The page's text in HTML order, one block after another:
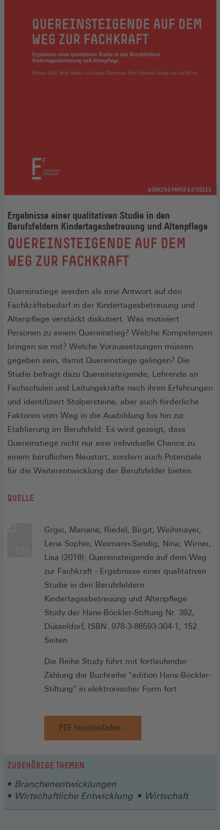
WORKING PAPER & STUDIES
Ergebnisse einer qualitativen Studie in den
Berufsfeldern Kindertagesbetreuung und Altenpflege
:
QUEREINSTEIGENDE AUF DEM
WEG ZUR FACHKRAFT
Quereinstiege werden als eine Antwort auf den
Fachkräftebedarf in der Kindertagesbetreuung und
Altenpflege verstärkt diskutiert. Was motiviert
Personen zu einem Quereinstieg? Welche Kompetenzen
bringen sie mit? Welche Voraussetzungen müssen
gegeben sein, damit Quereinstiege gelingen? Die
Studie befragt dazu Quereinsteigende, Lehrende an
Fachschulen und Leitungskräfte nach ihren Erfahrungen
und identifiziert Stolpersteine, aber auch förderliche
Faktoren vom Weg in die Ausbildung bis hin zur
Etablierung im Berufsfeld. Es wird gezeigt, dass
Quereinstiege nicht nur eine individuelle Chance zu
einem beruflichen Neustart, sondern auch Potenziale
für die Weiterentwicklung der Berufsfelder bieten.
QUELLE
Grgic, Mariana; Riedel, Birgit; Weihmayer,
Lena Sophie; Weimann-Sandig, Nina; Wirner,
Lisa (2018): Quereinsteigende auf dem Weg
zur Fachkraft - Ergebnisse einer qualitativen
Studie in den Berufsfeldern
Kindertagesbetreuung und Altenpflege
Study der Hans-Böckler-Stiftung Nr. 392,
Düsseldorf, ISBN: 978-3-86593-304-1, 152
Seiten
Die Reihe Study führt mit fortlaufender
Zählung die Buchreihe "edition Hans-Böckler-
Stiftung" in elektronischer Form fort.
PDF herunterladen
ZUGEHÖRIGE THEMEN
Branchenentwicklungen
Wirtschaftliche Entwicklung
Wirtschaft